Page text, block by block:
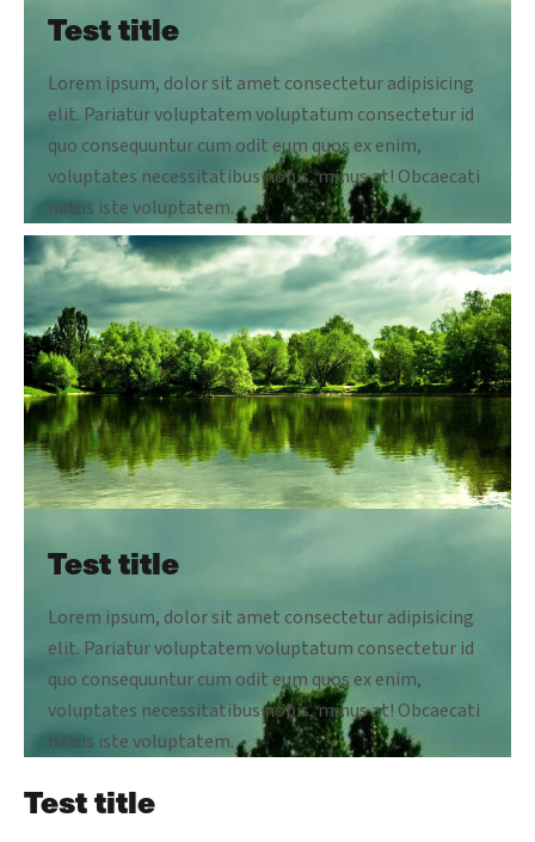
Test title
Lorem ipsum, dolor sit amet consectetur adipisicing
elit. Pariatur voluptatem voluptatum consectetur id
quo consequuntur cum odit eum quos ex enim,
voluptates necessitatibus nobis, minus at! Obcaecati
natus iste voluptatem.
Test title
Lorem ipsum, dolor sit amet consectetur adipisicing
elit. Pariatur voluptatem voluptatum consectetur id
quo consequuntur cum odit eum quos ex enim,
voluptates necessitatibus nobis, minus at! Obcaecati
natus iste voluptatem.
Test title